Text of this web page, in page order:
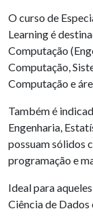
O curso de
Learning é
Computação
Computação,
Computação e
Também é
Engenharia,
possuam sólidos
programação e
Ideal para
Ciência de Dados